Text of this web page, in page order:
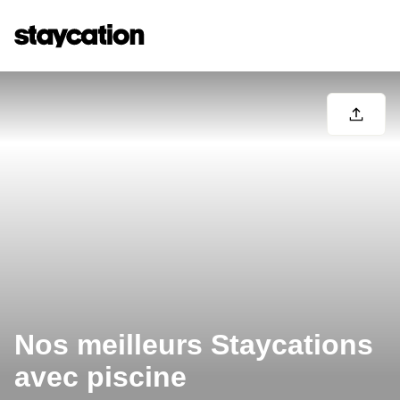
Nos meilleurs Staycations
avec piscine